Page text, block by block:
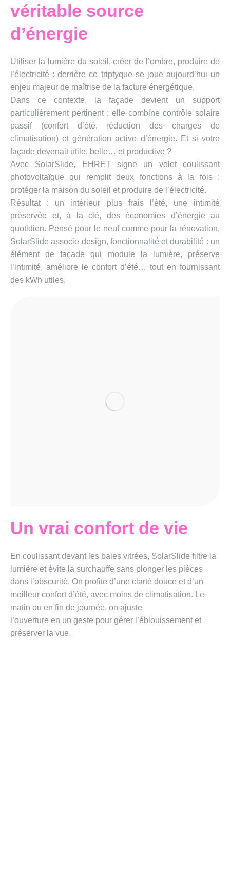
véritable source
d’énergie
Utiliser la lumière du soleil, créer de l’ombre, produire de
l’électricité : derrière ce triptyque se joue aujourd’hui un
enjeu majeur de maîtrise de la facture énergétique.
Dans ce contexte, la façade devient un support
particulièrement pertinent : elle combine contrôle solaire
passif (confort d’été, réduction des charges de
climatisation) et génération active d’énergie. Et si votre
façade devenait utile, belle… et productive ?
Avec SolarSlide, EHRET signe un volet coulissant
photovoltaïque qui remplit deux fonctions à la fois :
protéger la maison du soleil et produire de l’électricité.
Résultat : un intérieur plus frais l’été, une intimité
préservée et, à la clé, des économies d’énergie au
quotidien. Pensé pour le neuf comme pour la rénovation,
SolarSlide associe design, fonctionnalité et durabilité : un
élément de façade qui module la lumière, préserve
l’intimité, améliore le confort d’été… tout en fournissant
des kWh utiles.
Un vrai confort de vie
En coulissant devant les baies vitrées, SolarSlide filtre la
lumière et évite la surchauffe sans plonger les pièces
dans l’obscurité. On profite d’une clarté douce et d’un
meilleur confort d’été, avec moins de climatisation. Le
matin ou en fin de journée, on ajuste
l’ouverture en un geste pour gérer l’éblouissement et
préserver la vue.